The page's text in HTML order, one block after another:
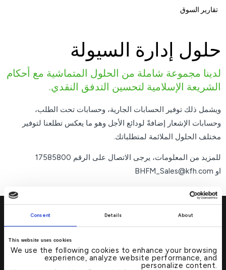
Consent Details About
This website uses cookies
We use the following cookies to enhance your browsing
experience, analyze website performance, and
personalize content.
تقارير السوق
حلول إدارة السيولة
لدينا مجموعة شاملة من الحلول المتماشية مع أحكام
الشريعة الإسلامية لتحسين التدفق النقدي.
ويشمل ذلك توفير الحسابات الجارية، وحسابات تحت الطلب،
وحسابات الإشعار إضافةً لودائع الأجل وهو ما يعكس تطلعنا لتوفير
مختلف الحلول الملائمة لمتطلباتك.
للمزيد من المعلومات، يرجى الاتصال على الرقم 17585800
او BHFM_Sales@kfh.com
تفضل بزيارتنا→